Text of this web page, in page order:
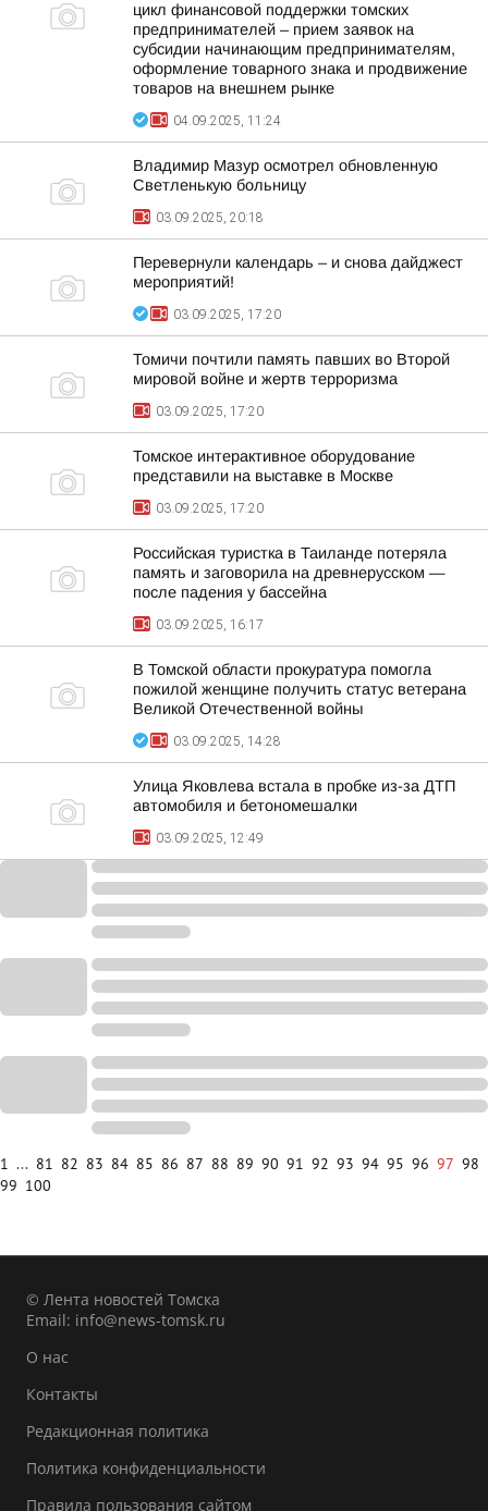
цикл финансовой поддержки томских
предпринимателей – прием заявок на
субсидии начинающим предпринимателям,
оформление товарного знака и продвижение
товаров на внешнем рынке
04.09.2025, 11:24
Владимир Мазур осмотрел обновленную
Светленькую больницу
03.09.2025, 20:18
Перевернули календарь – и снова дайджест
мероприятий!
03.09.2025, 17:20
Томичи почтили память павших во Второй
мировой войне и жертв терроризма
03.09.2025, 17:20
Томское интерактивное оборудование
представили на выставке в Москве
03.09.2025, 17:20
Российская туристка в Таиланде потеряла
память и заговорила на древнерусском —
после падения у бассейна
03.09.2025, 16:17
В Томской области прокуратура помогла
пожилой женщине получить статус ветерана
Великой Отечественной войны
03.09.2025, 14:28
Улица Яковлева встала в пробке из-за ДТП
автомобиля и бетономешалки
03.09.2025, 12:49
1 ... 81 82 83 84 85 86 87 88 89 90 91 92 93 94 95 96 97 98
99 100
© Лента новостей Томска
Email: info@news-tomsk.ru
О нас
Контакты
Редакционная политика
Политика конфиденциальности
Правила пользования сайтом